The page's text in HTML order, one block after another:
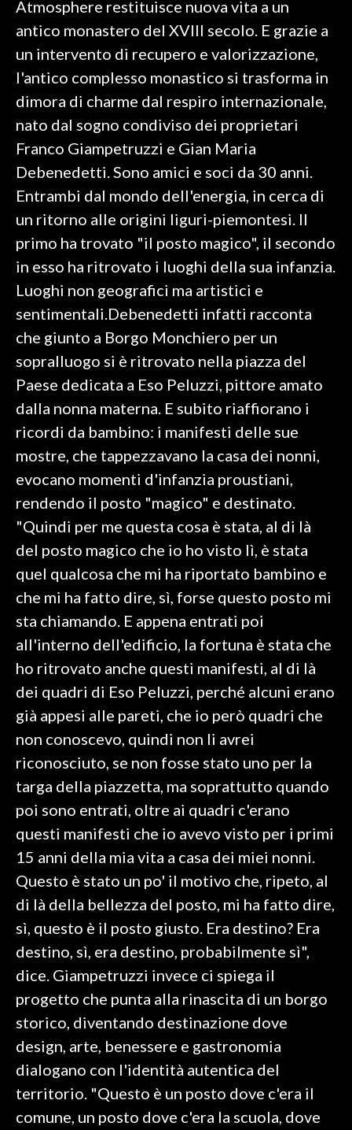
ALTRI SPORT
CULTURA
GOSSIP
SALUTE
SARDEGNA TURISMO
SARDI NEL MONDO
NOTIZIE
EVENTI
3 MINUTI CON
INSULARITÀ
INFO AZIENDE
ABBONATI
PUBBLICITÀ
SPIAGGE
STORE
Atmosphere restituisce nuova vita a un
antico monastero del XVIII secolo. E grazie a
un intervento di recupero e valorizzazione,
l'antico complesso monastico si trasforma in
dimora di charme dal respiro internazionale,
nato dal sogno condiviso dei proprietari
Franco Giampetruzzi e Gian Maria
Debenedetti. Sono amici e soci da 30 anni.
Entrambi dal mondo dell'energia, in cerca di
un ritorno alle origini liguri-piemontesi. Il
primo ha trovato "il posto magico", il secondo
in esso ha ritrovato i luoghi della sua infanzia.
Luoghi non geografici ma artistici e
sentimentali.Debenedetti infatti racconta
che giunto a Borgo Monchiero per un
sopralluogo si è ritrovato nella piazza del
Paese dedicata a Eso Peluzzi, pittore amato
dalla nonna materna. E subito riaffiorano i
ricordi da bambino: i manifesti delle sue
mostre, che tappezzavano la casa dei nonni,
evocano momenti d'infanzia proustiani,
rendendo il posto "magico" e destinato.
"Quindi per me questa cosa è stata, al di là
del posto magico che io ho visto lì, è stata
quel qualcosa che mi ha riportato bambino e
che mi ha fatto dire, sì, forse questo posto mi
sta chiamando. E appena entrati poi
all'interno dell'edificio, la fortuna è stata che
ho ritrovato anche questi manifesti, al di là
dei quadri di Eso Peluzzi, perché alcuni erano
già appesi alle pareti, che io però quadri che
non conoscevo, quindi non li avrei
riconosciuto, se non fosse stato uno per la
targa della piazzetta, ma soprattutto quando
poi sono entrati, oltre ai quadri c'erano
questi manifesti che io avevo visto per i primi
15 anni della mia vita a casa dei miei nonni.
Questo è stato un po' il motivo che, ripeto, al
di là della bellezza del posto, mi ha fatto dire,
sì, questo è il posto giusto. Era destino? Era
destino, sì, era destino, probabilmente sì",
dice. Giampetruzzi invece ci spiega il
progetto che punta alla rinascita di un borgo
storico, diventando destinazione dove
design, arte, benessere e gastronomia
dialogano con l'identità autentica del
territorio. "Questo è un posto dove c'era il
comune, un posto dove c'era la scuola, dove